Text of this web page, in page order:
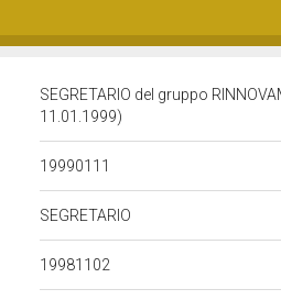
SEGRETARIO del gruppo
11.01.1999)
19990111
SEGRETARIO
19981102